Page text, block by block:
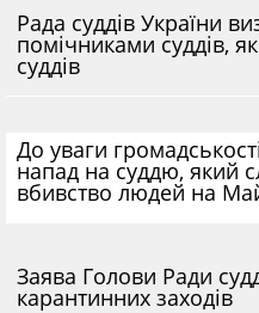
Рада суддів України
помічниками суддів,
суддів
До уваги
напад на суддю, який
вбивство людей на
​Заява Голови Ради
карантинних заходів